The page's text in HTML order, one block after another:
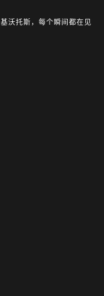
沃托斯，每个瞬间都在见